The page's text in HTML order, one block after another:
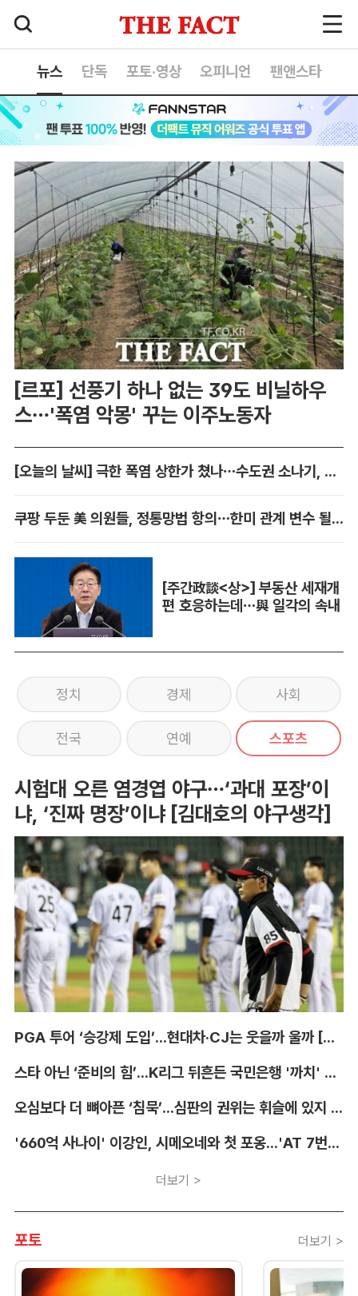
뉴스 단독 포토·영상 오피니언 팬앤스타
[르포] 선풍기 하나 없는 39도 비닐하우
스…'폭염 악몽' 꾸는 이주노동자
[오늘의 날씨] 극한 폭염 상한가 쳤나…수도권 소나기, 동해안에 폭우
쿠팡 두둔 美 의원들, 정통망법 항의…한미 관계 변수 될까
[주간政談<상>] 부동산 세재개
편 호응하는데…與 일각의 속내
정치 경제 사회
전국 연예 스포츠
시험대 오른 염경엽 야구…‘과대 포장’이
냐, ‘진짜 명장’이냐 [김대호의 야구생각]
PGA 투어 ‘승강제 도입’...현대차·CJ는 웃을까 울까 [박호윤의 IN&OUT]
스타 아닌 ‘준비의 힘’...K리그 뒤흔든 국민은행 '까치' 사단 [이영규의 비욘더매치]
오심보다 더 뼈아픈 ‘침묵’...심판의 권위는 휘슬에 있지 않다 [박순규의 창]
'660억 사나이' 이강인, 시메오네와 첫 포옹...'AT 7번' 데뷔 초읽기
더보기 >
포토 더보기 >